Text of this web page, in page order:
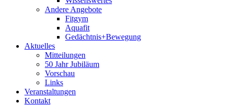
Andere Angebote
Fitgym
Aquafit
Gedächtnis+Bewegung
Aktuelles
Mitteilungen
50 Jahr Jubiläum
Vorschau
Links
Veranstaltungen
Kontakt